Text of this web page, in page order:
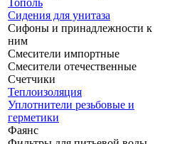
Тополь
Сидения для унитаза
Сифоны и принадлежности к
ним
Смесители импортные
Смесители отечественные
Счетчики
Теплоизоляция
Уплотнители резьбовые и
герметики
Фаянс